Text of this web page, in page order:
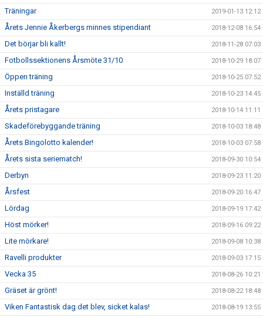
Träningar 2019-01-13 12:12
Årets Jennie Åkerbergs minnes stipendiant 2018-12-08 16:54
Det börjar bli kallt! 2018-11-28 07:03
Fotbollssektionens Årsmöte 31/10 2018-10-29 18:07
Öppen träning 2018-10-25 07:52
Inställd träning 2018-10-23 14:45
Årets pristagare 2018-10-14 11:11
Skadeförebyggande träning 2018-10-03 18:48
Årets Bingolotto kalender! 2018-10-03 07:58
Årets sista seriematch! 2018-09-30 10:54
Derbyn 2018-09-23 11:20
Årsfest 2018-09-20 16:47
Lördag 2018-09-19 17:42
Höst mörker! 2018-09-16 09:22
Lite mörkare! 2018-09-08 10:38
Ravelli produkter 2018-09-03 17:15
Vecka 35 2018-08-26 10:21
Gräset är grönt! 2018-08-22 18:48
Viken Fantastisk dag det blev, sicket kalas! 2018-08-19 13:55